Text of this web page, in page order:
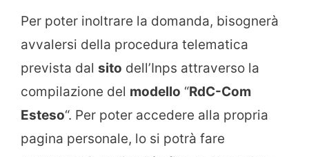
Per poter inoltrare la domanda, bisognerà
avvalersi della procedura telematica
prevista dal sito dell’Inps attraverso la
compilazione del modello “RdC-Com
Esteso“. Per poter accedere alla propria
pagina personale, lo si potrà fare